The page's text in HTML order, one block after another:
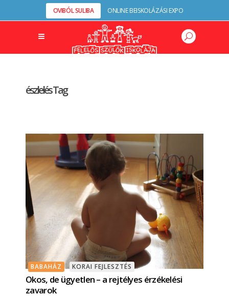
OVIBÓL SULIBA ONLINE BEISKOLÁZÁSI EXPO
észlelés Tag
BABAHÁZ KORAI FEJLESZTÉS
Okos, de ügyetlen – a rejtélyes érzékelési
zavarok